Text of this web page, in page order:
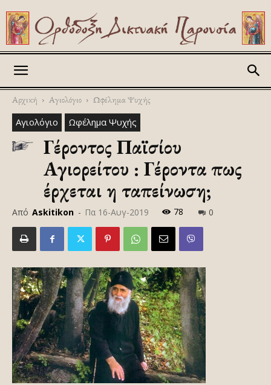
Αρχική Αγιολόγιο Ωφέλημα Ψυχής
Αγιολόγιο Ωφέλημα Ψυχής
Γέροντος Παϊσίου
Αγιορείτου : Γέροντα πως
έρχεται η ταπείνωση;
Από Askitikon - Πα 16-Αυγ-2019 78 0